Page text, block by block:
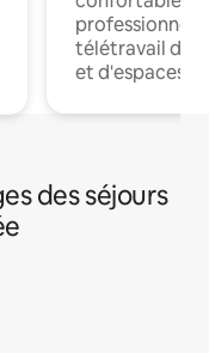
professionnels
télétravail
et d'espaces
des séjours